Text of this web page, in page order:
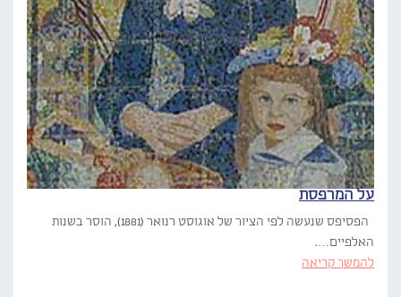
על המרפסת
הפסיפס שנעשה לפי הציור של אוגוסט רנואר (1881), הוסר בשנות
האלפיים….
להמשך קריאה